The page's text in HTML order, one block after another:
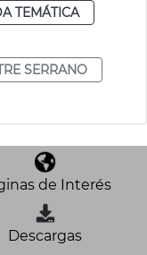
TEMÁTICA
SERRANO
de Interés
Descargas